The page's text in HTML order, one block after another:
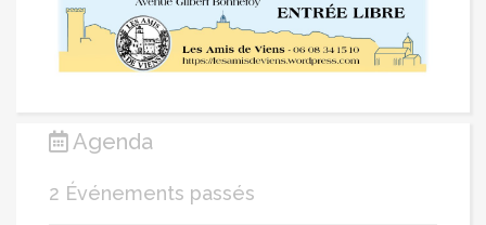
Agenda
2 Événements passés